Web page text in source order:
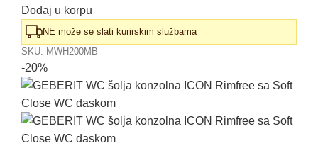
Dodaj u korpu
NE može se slati kurirskim službama
SKU: MWH200MB
-20%